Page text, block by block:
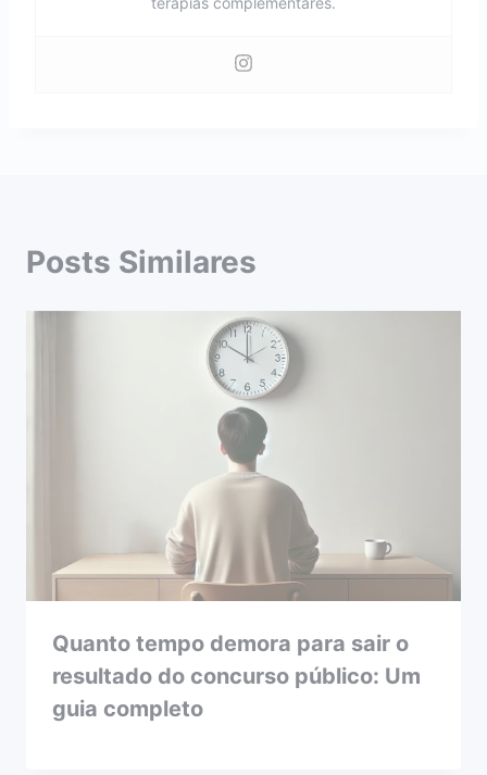
Posts Similares
Quanto tempo demora para sair o
resultado do concurso público: Um
guia completo